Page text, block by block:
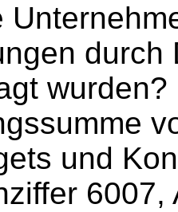
durch
und